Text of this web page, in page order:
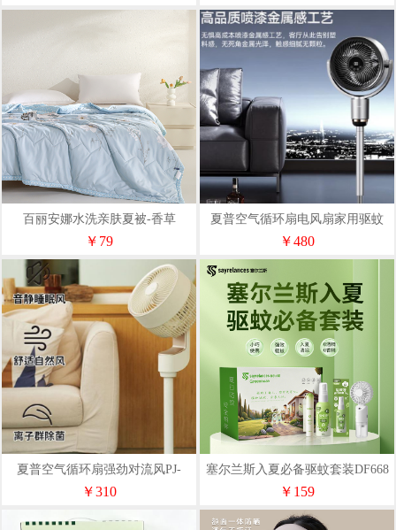
百丽安娜水洗亲肤夏被-香草
￥79
夏普空气循环扇电风扇家用驱蚊
PJ-CD420A-C
￥480
夏普空气循环扇强劲对流风PJ-
CD603A
￥310
塞尔兰斯入夏必备驱蚊套装DF668
￥159